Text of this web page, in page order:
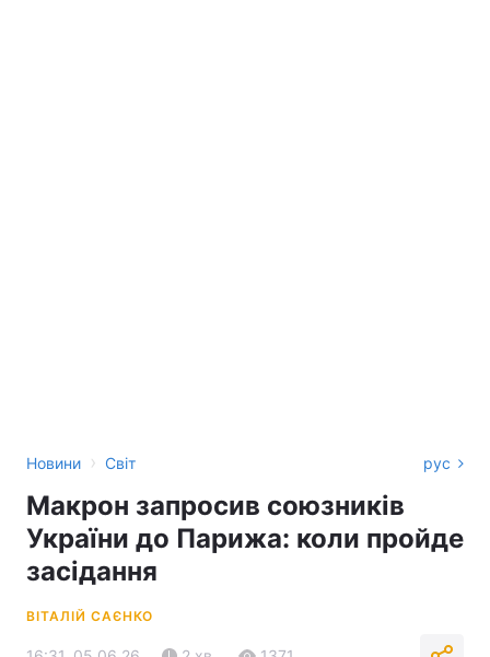
Новини › Світ рус
Макрон запросив союзників
України до Парижа: коли пройде
засідання
ВІТАЛІЙ САЄНКО